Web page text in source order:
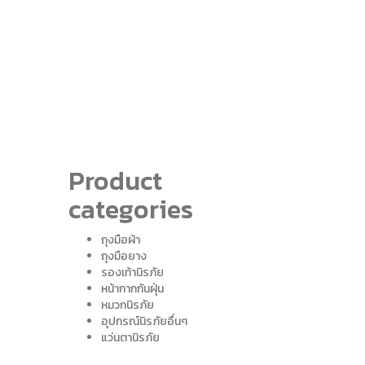
Product
categories
ถุงมือผ้า
ถุงมือยาง
รองเท้านิรภัย
หน้ากากกันฝุ่น
หมวกนิรภัย
อุปกรณ์นิรภัยอื่นๆ
แว่นตานิรภัย